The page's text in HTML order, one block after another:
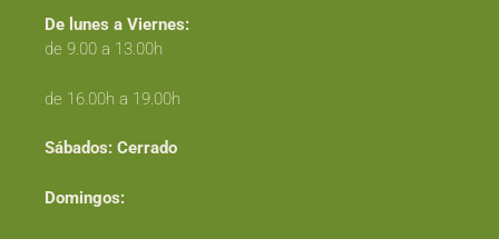
De lunes a Viernes:
de 9.00 a 13.00h
de 16.00h a 19.00h
Sábados: Cerrado
Domingos: